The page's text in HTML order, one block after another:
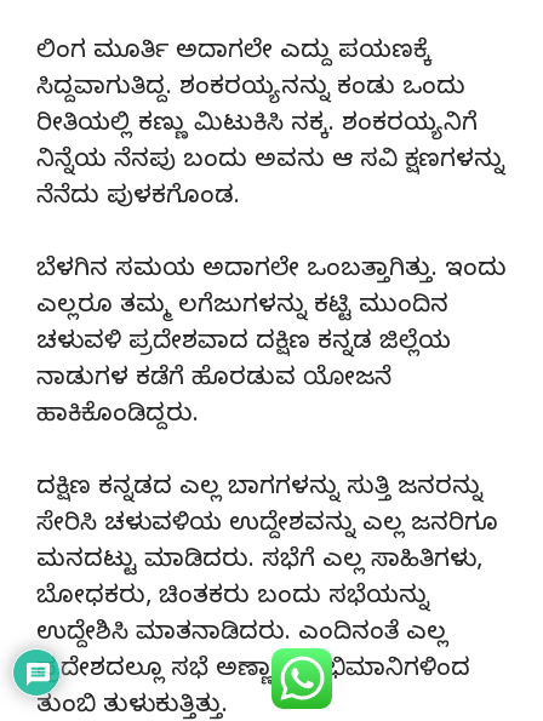
ಲಿಂಗ ಮೂರ್ತಿ ಅದಾಗಲೇ ಎದ್ದು ಪಯಣಕ್ಕೆ
ಸಿದ್ದವಾಗುತಿದ್ದ. ಶಂಕರಯ್ಯ ನನ್ನು ಕಂಡು ಒಂದು
ರೀತಿಯಲ್ಲಿ ಕಣ್ಣು ಮಿಟುಕಿಸಿ ನಕ್ಕ. ಶಂಕರಯ್ಯ ನಿಗೆ
ನಿನ್ನೆಯ ನೆನಪು ಬಂದು ಅವನು ಆ ಸವಿ ಕ್ಷಣಗಳನ್ನು
ನೆನೆದು ಪುಳಕಗೊಂಡ.
ಬೆಳಗಿನ ಸಮಯ ಅದಾಗಲೇ ಒಂಬತ್ತಾಗಿತ್ತು. ಇಂದು
ಎಲ್ಲರೂ ತಮ್ಮ ಲಗೆಜುಗಳನ್ನು ಕಟ್ಟಿ ಮುಂದಿನ
ಚಳುವಳಿ ಪ್ರದೇಶವಾದ ದಕ್ಷಿಣ ಕನ್ನಡ ಜಿಲ್ಲೆಯ
ನಾಡುಗಳ ಕಡೆಗೆ ಹೊರಡುವ ಯೋಜನೆ
ಹಾಕಿಕೊಂಡಿದ್ದರು.
ದಕ್ಷಿಣ ಕನ್ನಡದ ಎಲ್ಲ ಬಾಗಗಳನ್ನು ಸುತ್ತಿ ಜನರನ್ನು
ಸೇರಿಸಿ ಚಳುವಳಿಯ ಉದ್ದೇಶವನ್ನು ಎಲ್ಲ ಜನರಿಗೂ
ಮನದಟ್ಟು ಮಾಡಿದರು. ಸಭೆಗೆ ಎಲ್ಲ ಸಾಹಿತಿಗಳು,
ಬೋಧಕರು, ಚಿಂತಕರು ಬಂದು ಸಭೆಯನ್ನು
ಉದ್ದೇಶಿಸಿ ಮಾತನಾಡಿದರು. ಎಂದಿನಂತೆ ಎಲ್ಲ
ಪ್ರದೇಶದಲ್ಲೂ ಸಭೆ ಅಣ್ಣಾವ್ರ ಅಭಿಮಾನಿಗಳಿಂದ
ತುಂಬಿ ತುಳುಕುತ್ತಿತ್ತು.